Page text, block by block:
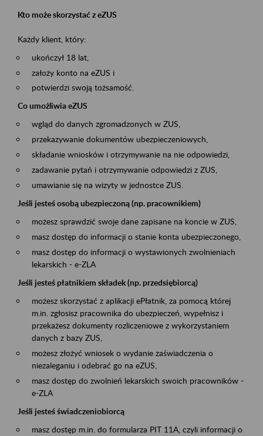
Kto może skorzystać z eZUS
Każdy klient, który:
ukończył 18 lat,
założy konto na eZUS i
potwierdzi swoją tożsamość.
Co umożliwia eZUS
wgląd do danych zgromadzonych w ZUS,
przekazywanie dokumentów ubezpieczeniowych,
składanie wniosków i otrzymywanie na nie odpowiedzi,
zadawanie pytań i otrzymywanie odpowiedzi z ZUS,
umawianie się na wizyty w jednostce ZUS.
Jeśli jesteś osobą ubezpieczoną (np. pracownikiem)
możesz sprawdzić swoje dane zapisane na koncie w ZUS,
masz dostęp do informacji o stanie konta ubezpieczonego,
masz dostęp do informacji o wystawionych zwolnieniach
lekarskich - e-ZLA
Jeśli jesteś płatnikiem składek (np. przedsiębiorcą)
możesz skorzystać z aplikacji ePłatnik, za pomocą której
m.in. zgłosisz pracownika do ubezpieczeń, wypełnisz i
przekażesz dokumenty rozliczeniowe z wykorzystaniem
danych z bazy ZUS,
możesz złożyć wniosek o wydanie zaświadczenia o
niezaleganiu i odebrać go na eZUS,
masz dostęp do zwolnień lekarskich swoich pracowników -
e-ZLA
Jeśli jesteś świadczeniobiorcą
masz dostęp m.in. do formularza PIT 11A, czyli informacji o